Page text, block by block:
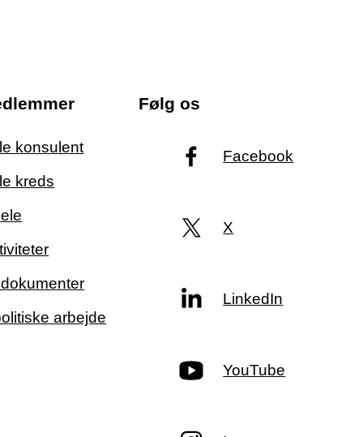
konsulent
kreds
arbejde
Følg os
Facebook
X
LinkedIn
YouTube